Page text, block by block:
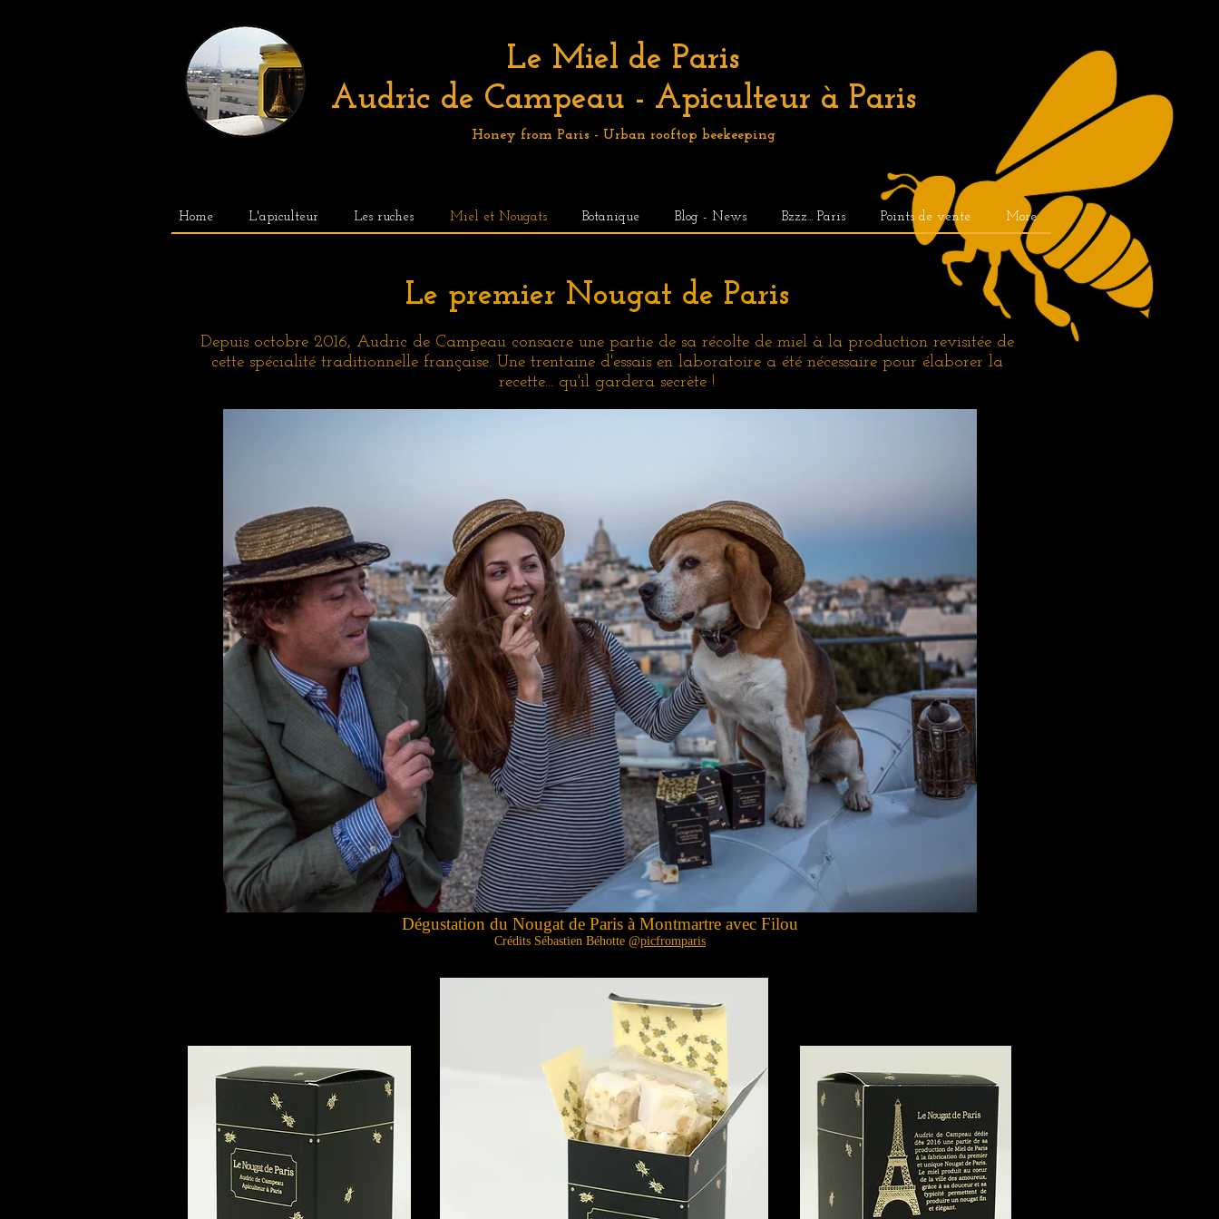
Le Miel de Paris
Audric de Campeau - Apiculteur à Paris
Honey from Paris - Urban rooftop beekeeping
Home L'apiculteur Les ruches Miel et Nougats Botanique Blog - News Bzzz... Paris Points de vente More
Le premier Nougat de Paris
Depuis octobre 2016, Audric de Campeau consacre une partie de sa récolte de miel à la production revisitée de
cette spécialité traditionnelle française. Une trentaine d'essais en laboratoire a été nécessaire pour élaborer la
recette... qu'il gardera secrète !
Dégustation du Nougat de Paris à Montmartre avec Filou
Crédits Sébastien Béhotte @picfromparis